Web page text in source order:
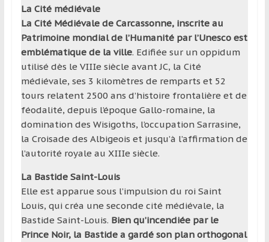
La Cité médiévale
La Cité Médiévale de Carcassonne, inscrite au
Patrimoine mondial de l’Humanité par l’Unesco est
emblématique de la ville. Edifiée sur un oppidum
utilisé dès le VIIIe siècle avant JC, la Cité
médiévale, ses 3 kilomètres de remparts et 52
tours relatent 2500 ans d’histoire frontalière et de
féodalité, depuis l’époque Gallo-romaine, la
domination des Wisigoths, l’occupation Sarrasine,
la Croisade des Albigeois et jusqu’à l’affirmation de
l’autorité royale au XIIIe siècle.
La Bastide Saint-Louis
Elle est apparue sous l’impulsion du roi Saint
Louis, qui créa une seconde cité médiévale, la
Bastide Saint-Louis. Bien qu’incendiée par le
Prince Noir, la Bastide a gardé son plan orthogonal